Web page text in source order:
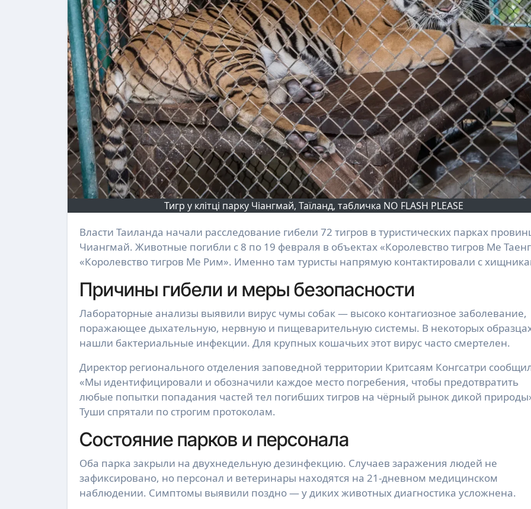
Тигр у клітці парку Чіангмай, Таїланд, табличка NO FLASH PLEASE
Власти Таиланда начали расследование гибели 72 тигров в туристических парках провинции
Чиангмай. Животные погибли с 8 по 19 февраля в объектах «Королевство тигров Ме
«Королевство тигров Ме Рим». Именно там туристы напрямую контактировали с
Причины гибели и меры безопасности
Лабораторные анализы выявили вирус чумы собак — высоко контагиозное заболевание,
поражающее дыхательную, нервную и пищеварительную системы. В некоторых
нашли бактериальные инфекции. Для крупных кошачьих этот вирус часто смертелен.
Директор регионального отделения заповедной территории Критсаям Конгсатри
«Мы идентифицировали и обозначили каждое место погребения, чтобы предотвратить
любые попытки попадания частей тел погибших тигров на чёрный рынок дикой
Туши спрятали по строгим протоколам.
Состояние парков и персонала
Оба парка закрыли на двухнедельную дезинфекцию. Случаев заражения людей не
зафиксировано, но персонал и ветеринары находятся на 21-дневном медицинском
наблюдении. Симптомы выявили поздно — у диких животных диагностика усложнена.